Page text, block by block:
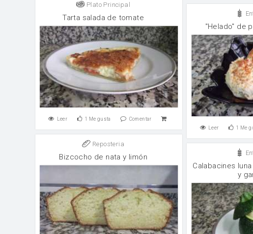
Plato Principal
Tarta salada de tomate
Leer 1 Me gusta Comentar
"Helado" de
Leer 1 Me
Reposteria
Bizcocho de nata y limón
Calabacines
y